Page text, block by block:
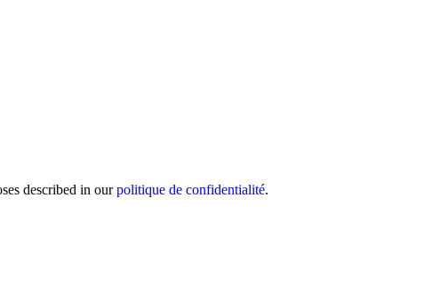
described in ourpolitique de confidentialité.